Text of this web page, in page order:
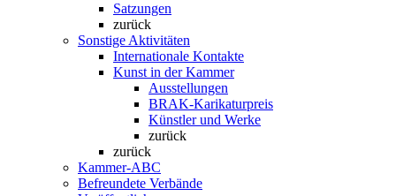
Satzungen
zurück
Sonstige Aktivitäten
Internationale Kontakte
Kunst in der Kammer
Ausstellungen
BRAK-Karikaturpreis
Künstler und Werke
zurück
zurück
Kammer-ABC
Befreundete Verbände